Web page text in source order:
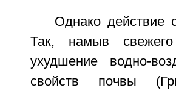
Однако действие
Так, намыв
ухудшение водно-
свойств почвы